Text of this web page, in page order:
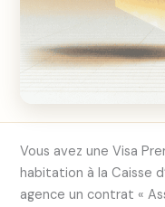
Vous avez une Visa
habitation à la Caisse
agence un contrat «